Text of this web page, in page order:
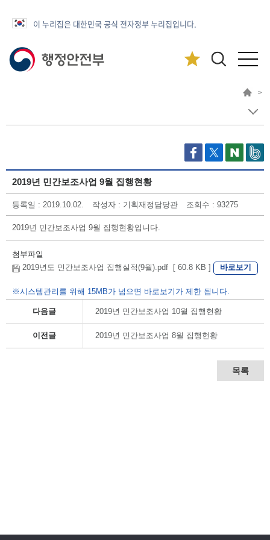
이 누리집은 대한민국 공식 전자정부 누리집입니다.
>
2019년 민간보조사업 9월 집행현황
등록일 : 2019.10.02. 작성자 : 기획재정담당관 조회수 : 93275
2019년 민간보조사업 9월 집행현황입니다.
첨부파일
2019년도 민간보조사업 집행실적(9월).pdf [ 60.8 KB ]
바로보기
※시스템관리를 위해 15MB가 넘으면 바로보기가 제한 됩니다.
다음글 2019년 민간보조사업 10월 집행현황
이전글 2019년 민간보조사업 8월 집행현황
목록